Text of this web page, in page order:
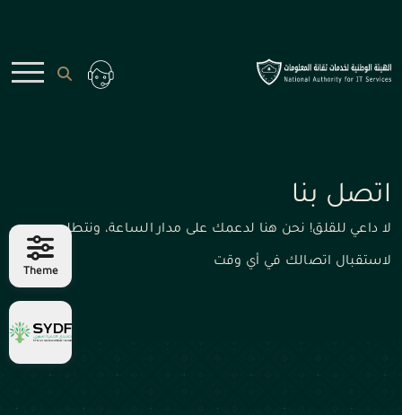
Theme
اتصل بنا
لا داعي للقلق! نحن هنا لدعمك على مدار الساعة، ونتطلع
لاستقبال اتصالك في أي وقت